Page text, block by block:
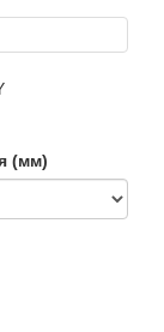
(мм)